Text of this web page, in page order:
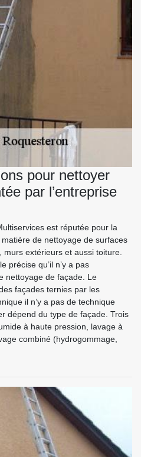
pour nettoyer
par l’entreprise
est réputée pour la
de nettoyage de surfaces
extérieurs et aussi toiture.
précise qu’il n’y a pas
nettoyage de façade. Le
façades ternies par les
il n’y a pas de technique
dépend du type de façade. Trois
à haute pression, lavage à
combiné (hydrogommage,